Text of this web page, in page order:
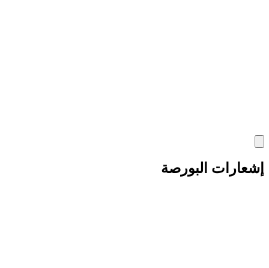
إشعارات البورصة